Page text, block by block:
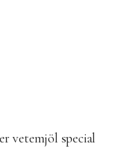
vetemjöl special